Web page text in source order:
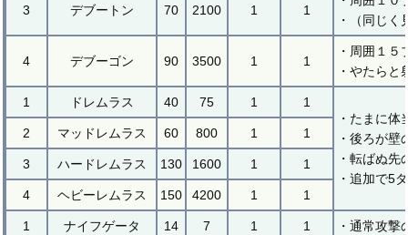
3 デブートン 70 2100 1 1
・（同じ
4 デブーゴン 90 3500 1 1
・周囲１
・やたら
1 ドレムラス 40 75 1
1
・たまに
・後ろが壁
・転ばぬ
・追加で5
2 マッドレムラス 60 800 1 1
3 ハードレムラス 130 1600 1 1
4 ヘビーレムラス 150 4200 1 1
1 ナイフゲータ 14 7 1 1 ・通常攻撃